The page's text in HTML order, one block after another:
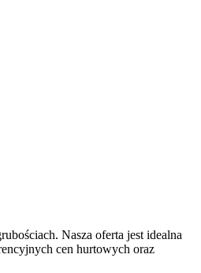
Nasza oferta jest idealna
cen hurtowych oraz